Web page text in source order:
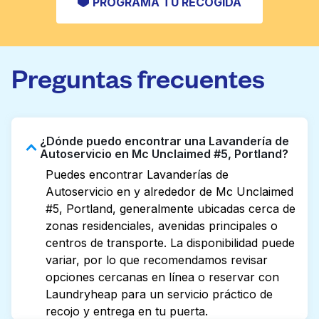
Preguntas frecuentes
¿Dónde puedo encontrar una Lavandería de
Autoservicio en Mc Unclaimed #5, Portland?
Puedes encontrar Lavanderías de
Autoservicio en y alrededor de Mc Unclaimed
#5, Portland, generalmente ubicadas cerca de
zonas residenciales, avenidas principales o
centros de transporte. La disponibilidad puede
variar, por lo que recomendamos revisar
opciones cercanas en línea o reservar con
Laundryheap para un servicio práctico de
recojo y entrega en tu puerta.